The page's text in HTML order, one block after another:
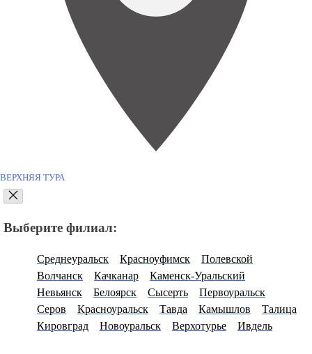
ВЕРХНЯЯ ТУРА
Выберите филиал:
Среднеуральск Красноуфимск
Полевской
Волчанск
Качканар
Каменск-Уральский
Невьянск
Белоярск Сысерть
Первоуральск
Серов
Красноуральск Тавда Камышлов
Талица
Кировград
Новоуральск Верхотурье Ивдель